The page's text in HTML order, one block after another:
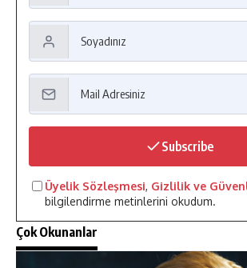
Subscribe
Üyelik Sözleşmesi, Gizlilik ve
bilgilendirme metinlerini okudum.
Çok Okunanlar